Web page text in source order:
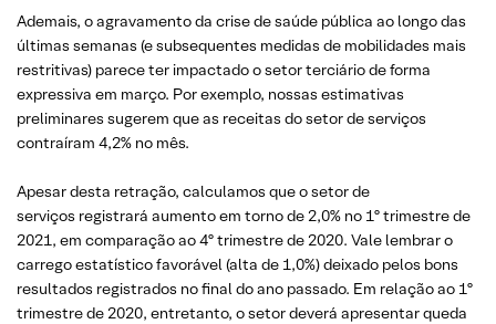
Ademais, o agravamento da crise de saúde pública ao longo das
últimas semanas (e subsequentes medidas de mobilidades mais
restritivas) parece ter impactado o setor terciário de forma
expressiva em março. Por exemplo, nossas estimativas
preliminares sugerem que as receitas do setor de serviços
contraíram 4,2% no mês.
Apesar desta retração, calculamos que o setor de
serviços registrará aumento em torno de 2,0% no 1º trimestre de
2021, em comparação ao 4º trimestre de 2020. Vale lembrar o
carrego estatístico favorável (alta de 1,0%) deixado pelos bons
resultados registrados no final do ano passado. Em relação ao 1º
trimestre de 2020, entretanto, o setor deverá apresentar queda